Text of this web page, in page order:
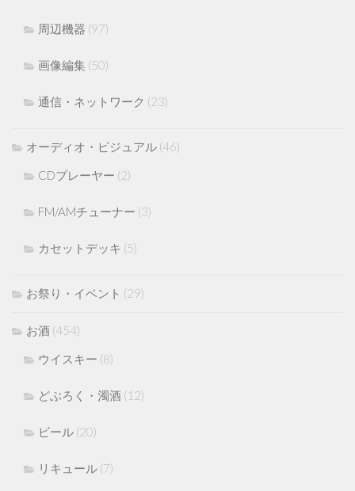
周辺機器 (97)
画像編集 (50)
通信・ネットワーク (23)
オーディオ・ビジュアル (46)
CDプレーヤー (2)
FM/AMチューナー (3)
カセットデッキ (5)
お祭り・イベント (29)
お酒 (454)
ウイスキー (8)
どぶろく・濁酒 (12)
ビール (20)
リキュール (7)